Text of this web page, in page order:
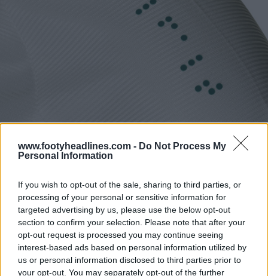
www.footyheadlines.com - Do Not Process My
Personal Information
If you wish to opt-out of the sale, sharing to third parties, or
processing of your personal or sensitive information for
targeted advertising by us, please use the below opt-out
section to confirm your selection. Please note that after your
opt-out request is processed you may continue seeing
interest-based ads based on personal information utilized by
us or personal information disclosed to third parties prior to
your opt-out. You may separately opt-out of the further